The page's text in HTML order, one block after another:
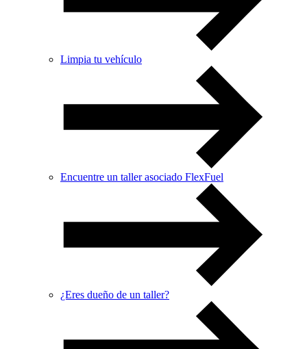
Limpia tu vehículo
Encuentre un taller asociado FlexFuel
¿Eres dueño de un taller?